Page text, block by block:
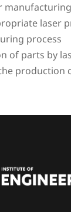
laser
process
of parts by
production